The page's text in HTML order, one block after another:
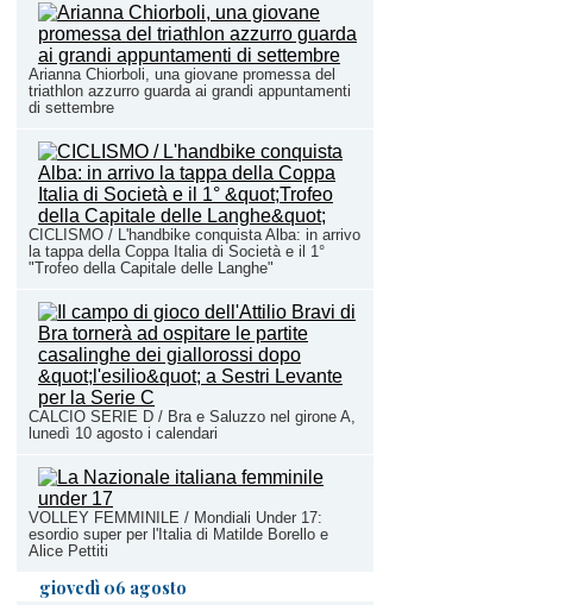
Arianna Chiorboli, una giovane promessa del
triathlon azzurro guarda ai grandi appuntamenti
di settembre
CICLISMO / L'handbike conquista Alba: in arrivo
la tappa della Coppa Italia di Società e il 1°
"Trofeo della Capitale delle Langhe"
CALCIO SERIE D / Bra e Saluzzo nel girone A,
lunedì 10 agosto i calendari
VOLLEY FEMMINILE / Mondiali Under 17:
esordio super per l'Italia di Matilde Borello e
Alice Pettiti
giovedì 06 agosto